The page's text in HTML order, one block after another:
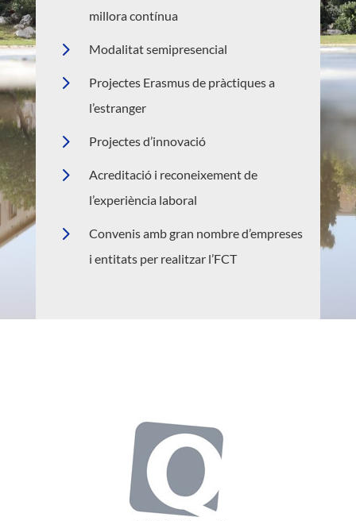
millora contínua
5 Modalitat semipresencial
5
Projectes Erasmus de pràctiques a
l’estranger
5 Projectes d’innovació
5
Acreditació i reconeixement de
l’experiència laboral
5
Convenis amb gran nombre d’empreses
i entitats per realitzar l’FCT